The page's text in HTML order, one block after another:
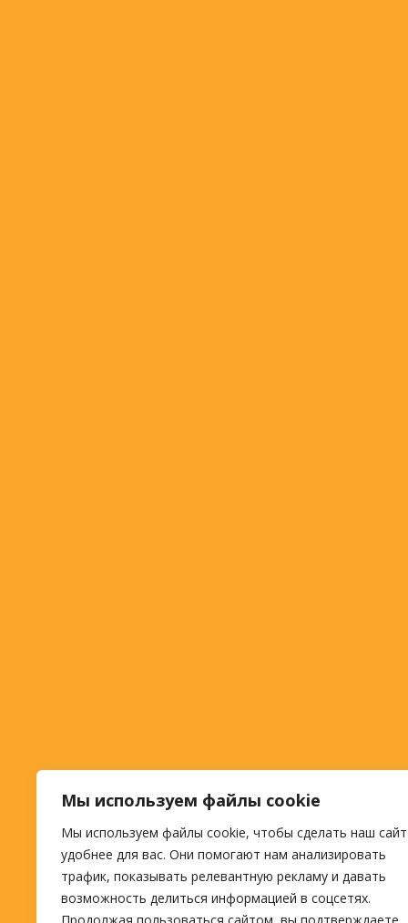
Мы используем файлы cookie
Мы используем файлы cookie, чтобы сделать наш сайт
удобнее для вас. Они помогают нам анализировать
трафик, показывать релевантную рекламу и давать
возможность делиться информацией в соцсетях.